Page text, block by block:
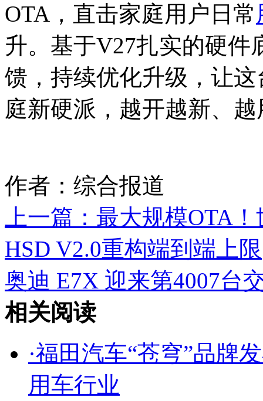
OTA，直击家庭用户日常
升。基于V27扎实的硬件
馈，持续优化升级，让
庭新硬派，越开越新、
作者：综合报道
上一篇： 最大规模OTA
HSD V2.0重构端到端上限
奥迪 E7X 迎来第4007台
相关阅读
·福田汽车“苍穹”品牌
用车行业